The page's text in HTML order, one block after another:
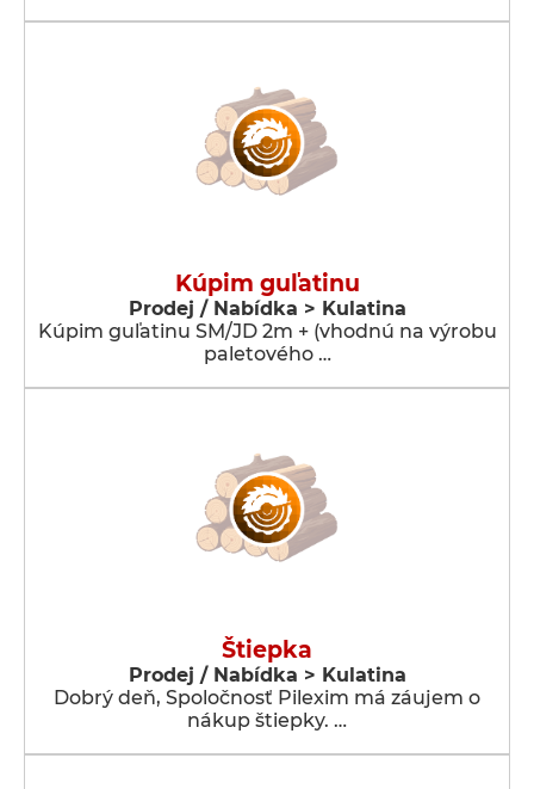
Kúpim guľatinu
Prodej / Nabídka > Kulatina
Kúpim guľatinu SM/JD 2m + (vhodnú na výrobu
paletového …
Štiepka
Prodej / Nabídka > Kulatina
Dobrý deň, Spoločnosť Pilexim má záujem o
nákup štiepky. …